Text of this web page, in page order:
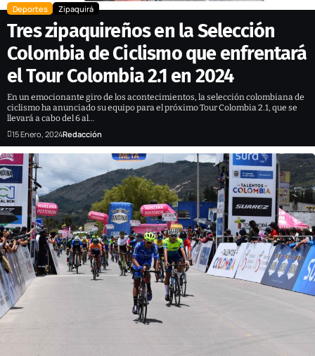
Deportes Zipaquirá
Tres zipaquireños en la Selección
Colombia de Ciclismo que enfrentará
el Tour Colombia 2.1 en 2024
En un emocionante giro de los acontecimientos, la selección colombiana de
ciclismo ha anunciado su equipo para el próximo Tour Colombia 2.1, que se
llevará a cabo del 6 al…
15 Enero, 2024Redacción